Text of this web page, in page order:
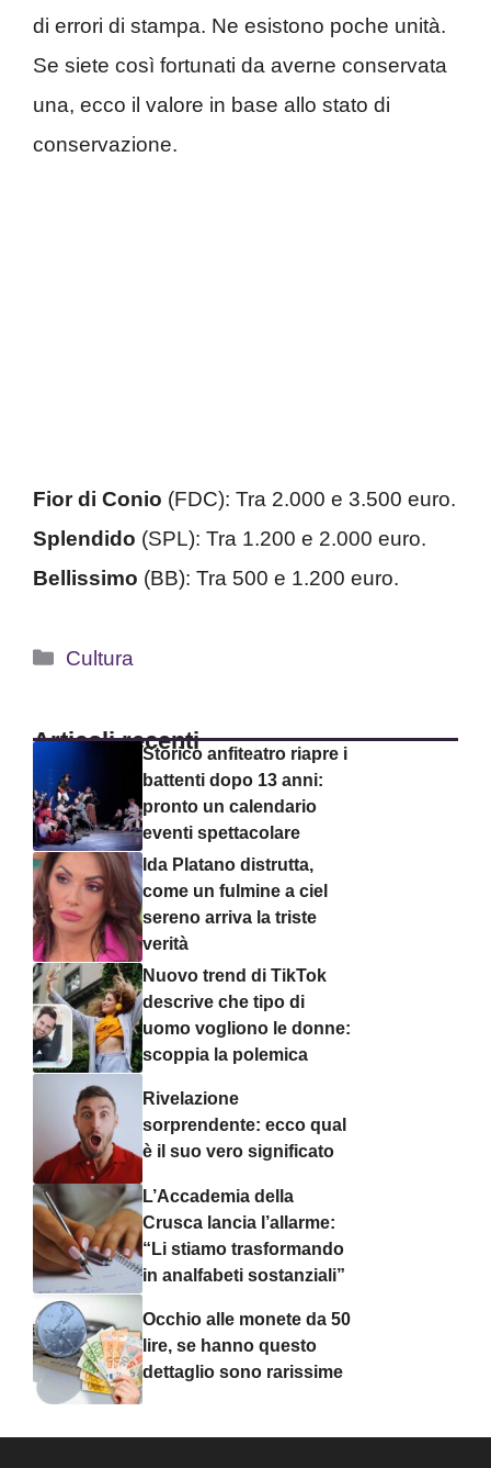
di errori di stampa. Ne esistono poche unità.
Se siete così fortunati da averne conservata
una, ecco il valore in base allo stato di
conservazione.
Fior di Conio (FDC): Tra 2.000 e 3.500 euro.
Splendido (SPL): Tra 1.200 e 2.000 euro.
Bellissimo (BB): Tra 500 e 1.200 euro.
Categorie
Cultura
Articoli recentiStorico anfiteatro riapre i
battenti dopo 13 anni:
pronto un calendario
eventi spettacolare
Ida Platano distrutta,
come un fulmine a ciel
sereno arriva la triste
verità
Nuovo trend di TikTok
descrive che tipo di
uomo vogliono le donne:
scoppia la polemica
Rivelazione
sorprendente: ecco qual
è il suo vero significato
L’Accademia della
Crusca lancia l’allarme:
“Li stiamo trasformando
in analfabeti sostanziali”
Occhio alle monete da 50
lire, se hanno questo
dettaglio sono rarissime